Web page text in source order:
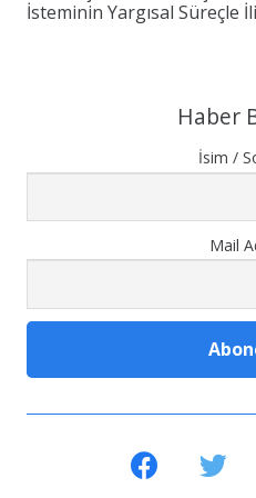
İsteminin Yargısal Süreçle
Haber
İsim /
Mail